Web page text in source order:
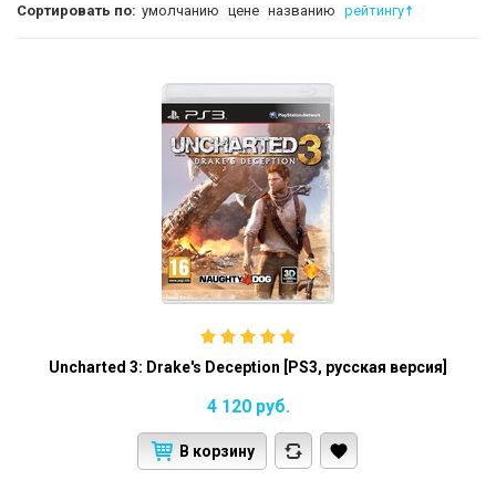
Сортировать по: умолчанию цене названию рейтингу
Uncharted 3: Drake's Deception [PS3, русская версия]
4 120 руб.
В корзину